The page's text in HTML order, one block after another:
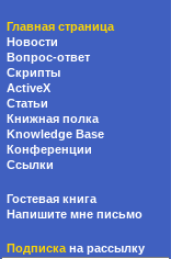
Главная страница
Новости
Вопрос-ответ
Скрипты
ActiveX
Статьи
Книжная полка
Knowledge Base
Конференции
Ссылки
Гостевая книга
Напишите мне письмо
Подписка на рассылку